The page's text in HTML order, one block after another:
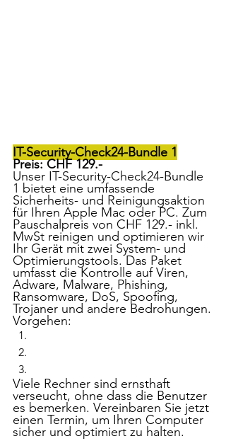
IT-Security-Check24-Bundle 1
Preis: CHF 129.-
Unser IT-Security-Check24-Bundle
1 bietet eine umfassende
Sicherheits- und Reinigungsaktion
für Ihren Apple Mac oder PC. Zum
Pauschalpreis von CHF 129.- inkl.
MwSt reinigen und optimieren wir
Ihr Gerät mit zwei System- und
Optimierungstools. Das Paket
umfasst die Kontrolle auf Viren,
Adware, Malware, Phishing,
Ransomware, DoS, Spoofing,
Trojaner und andere Bedrohungen.
Vorgehen:
Viele Rechner sind ernsthaft
verseucht, ohne dass die Benutzer
es bemerken. Vereinbaren Sie jetzt
einen Termin, um Ihren Computer
sicher und optimiert zu halten.